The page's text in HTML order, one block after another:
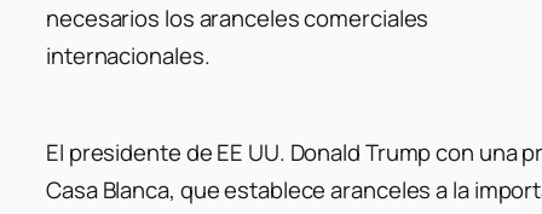
necesarios los aranceles comerciales
internacionales.
El presidente de EE UU. Donald Trump con una
Casa Blanca, que establece aranceles a la